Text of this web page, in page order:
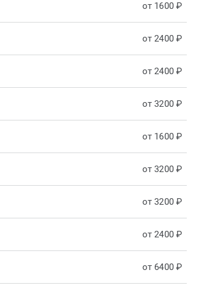
от 1600 ₽
от 2400 ₽
от 2400 ₽
от 3200 ₽
от 1600 ₽
от 3200 ₽
от 3200 ₽
от 2400 ₽
от 6400 ₽